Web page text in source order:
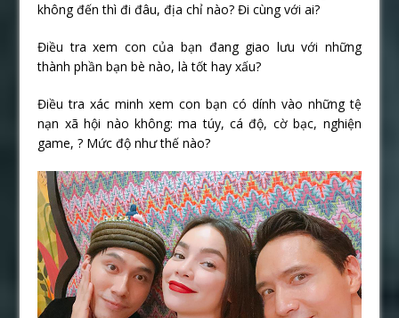
không đến thì đi đâu, địa chỉ nào? Đi cùng với ai?
Điều tra xem con của bạn đang giao lưu với những
thành phần bạn bè nào, là tốt hay xấu?
Điều tra xác minh xem con bạn có dính vào những tệ
nạn xã hội nào không: ma túy, cá độ, cờ bạc, nghiện
game, ? Mức độ như thế nào?